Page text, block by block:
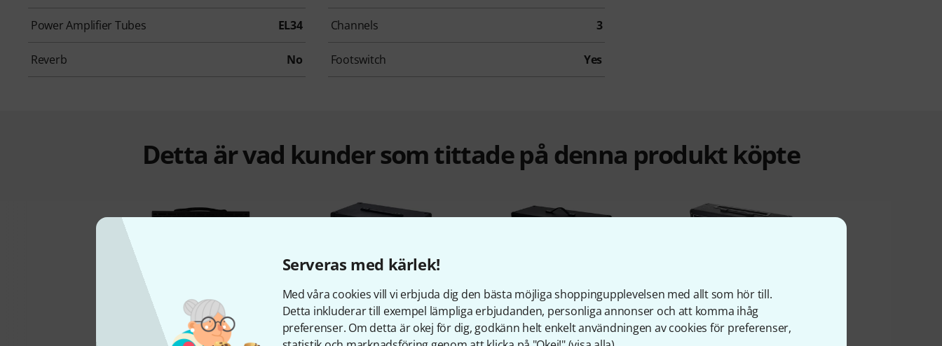
Serveras med kärlek!
Med våra cookies vill vi erbjuda dig den bästa möjliga shoppingupplevelsen med allt som hör till.
Detta inkluderar till exempel lämpliga erbjudanden, personliga annonser och att komma ihåg
preferenser. Om detta är okej för dig, godkänn helt enkelt användningen av cookies för preferenser,
Power Amplifier Tubes EL34 Channels 3
Reverb No Footswitch Yes
Detta är vad kunder som tittade på denna produkt köpte
13% 12% 11% 9%